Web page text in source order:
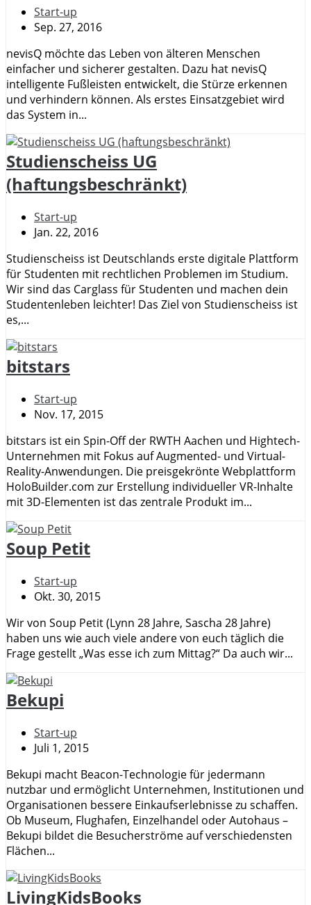
Start-up
Sep. 27, 2016
nevisQ möchte das Leben von älteren Menschen
einfacher und sicherer gestalten. Dazu hat nevisQ
intelligente Fußleisten entwickelt, die Stürze erkennen
und verhindern können. Als erstes Einsatzgebiet wird
das System in...
Studienscheiss UG
(haftungsbeschränkt)
Start-up
Jan. 22, 2016
Stu­di­en­scheiss ist Deutsch­lands erste di­gi­tale Platt­form
für Stu­den­ten mit recht­li­chen Pro­ble­men im Studium.
Wir sind das Carglass für Studenten und ma­chen dein
Stu­den­ten­le­ben leich­ter! Das Ziel von Studienscheiss ist
es,...
bitstars
Start-up
Nov. 17, 2015
bitstars ist ein Spin-Off der RWTH Aachen und Hightech-
Unternehmen mit Fokus auf Augmented- und Virtual-
Reality-Anwendungen. Die preisgekrönte Webplattform
HoloBuilder.com zur Erstellung individueller VR-Inhalte
mit 3D-Elementen ist das zentrale Produkt im...
Soup Petit
Start-up
Okt. 30, 2015
Wir von Soup Petit (Lynn 28 Jahre, Sascha 28 Jahre)
haben uns wie auch viele andere von euch täglich die
Frage gestellt „Was esse ich zum Mittag?“ Da auch wir...
Bekupi
Start-up
Juli 1, 2015
Bekupi macht Beacon-Technologie für jedermann
nutzbar und ermöglicht Unternehmen, Institutionen und
Organisationen bessere Einkaufserlebnisse zu schaffen.
Ob Museum, Flughafen, Einzelhandel oder Autohaus –
Bekupi bildet die Besucherströme auf verschiedensten
Flächen...
LivingKidsBooks